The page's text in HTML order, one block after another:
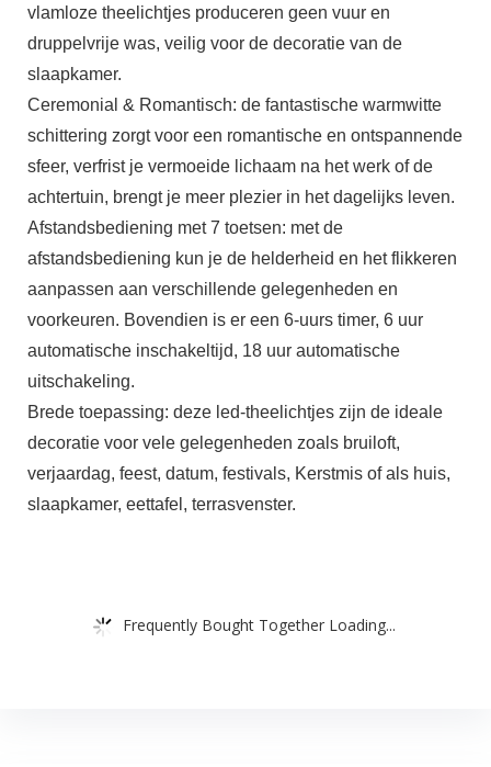
vlamloze theelichtjes produceren geen vuur en
druppelvrije was, veilig voor de decoratie van de
slaapkamer.
Ceremonial & Romantisch: de fantastische warmwitte
schittering zorgt voor een romantische en ontspannende
sfeer, verfrist je vermoeide lichaam na het werk of de
achtertuin, brengt je meer plezier in het dagelijks leven.
Afstandsbediening met 7 toetsen: met de
afstandsbediening kun je de helderheid en het flikkeren
aanpassen aan verschillende gelegenheden en
voorkeuren. Bovendien is er een 6-uurs timer, 6 uur
automatische inschakeltijd, 18 uur automatische
uitschakeling.
Brede toepassing: deze led-theelichtjes zijn de ideale
decoratie voor vele gelegenheden zoals bruiloft,
verjaardag, feest, datum, festivals, Kerstmis of als huis,
slaapkamer, eettafel, terrasvenster.
Frequently Bought Together Loading...